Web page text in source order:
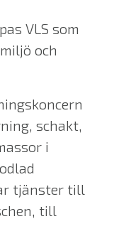
VLS som
och
schakt,
i
tjänster till
till